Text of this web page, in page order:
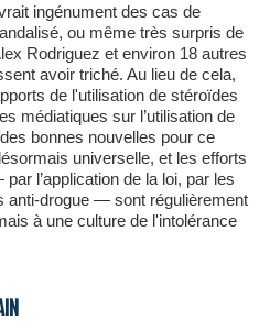
ingénument des cas de
ou même très surpris de
Rodriguez et environ 18 autres
avoir triché. Au lieu de cela,
de l'utilisation de stéroïdes
médiatiques sur l’utilisation de
bonnes nouvelles pour ce
universelle, et les efforts
l’application de la loi, par les
anti-drogue — sont régulièrement
à une culture de l'intolérance